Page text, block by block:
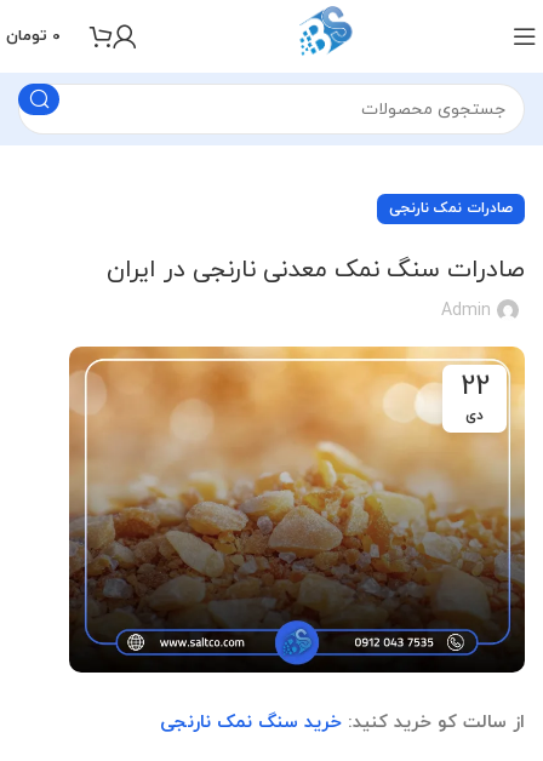
0 تومان
صادرات نمک نارنجی
صادرات سنگ نمک معدنی نارنجی در ایران
Admin
22
دی
صادرات
سنگ
از سالت کو خرید کنید: خرید سنگ نمک نارنجی